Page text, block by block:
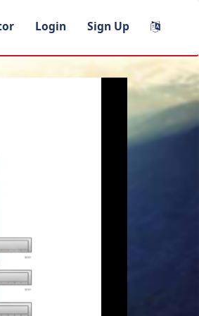
Login Sign Up